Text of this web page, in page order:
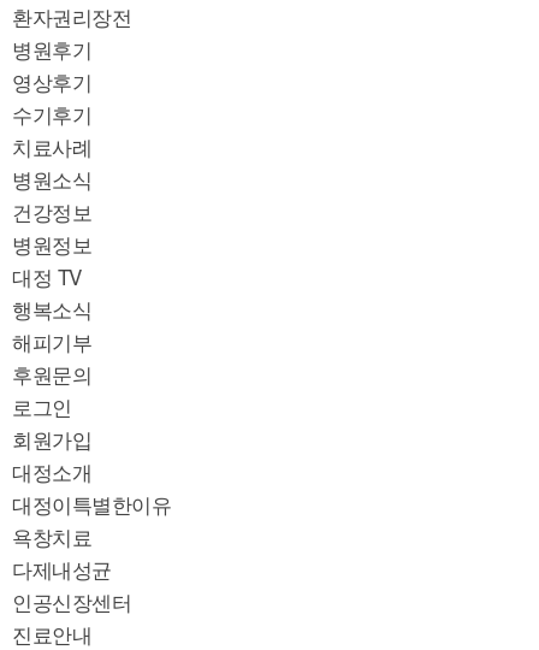
환자권리장전
병원후기
영상후기
수기후기
치료사례
병원소식
건강정보
병원정보
대정 TV
행복소식
해피기부
후원문의
로그인
회원가입
대정소개
대정이특별한이유
욕창치료
다제내성균
인공신장센터
진료안내